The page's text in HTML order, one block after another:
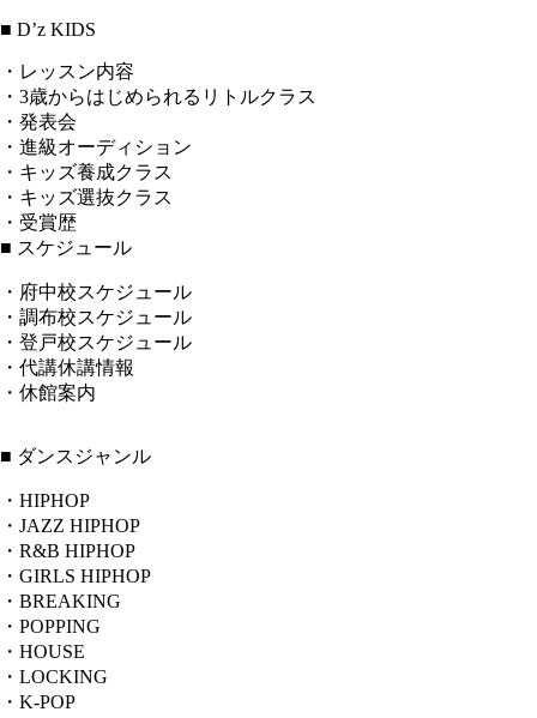
■ D’z KIDS
・レッスン内容
・3歳からはじめられるリトルクラス
・発表会
・進級オーディション
・キッズ養成クラス
・キッズ選抜クラス
・受賞歴
■ スケジュール
・府中校スケジュール
・調布校スケジュール
・登戸校スケジュール
・代講休講情報
・休館案内
■ ダンスジャンル
・HIPHOP
・JAZZ HIPHOP
・R&B HIPHOP
・GIRLS HIPHOP
・BREAKING
・POPPING
・HOUSE
・LOCKING
・K-POP